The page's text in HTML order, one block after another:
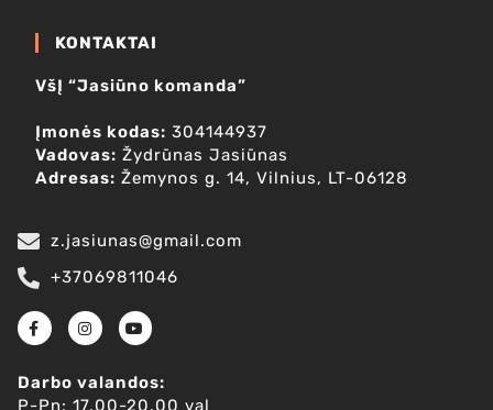
KONTAKTAI
VšĮ “Jasiūno komanda”
Įmonės kodas: 304144937
Vadovas: Žydrūnas Jasiūnas
Adresas: Žemynos g. 14, Vilnius, LT-06128
z.jasiunas@gmail.com
+37069811046
Darbo valandos:
P-Pn: 17.00-20.00 val